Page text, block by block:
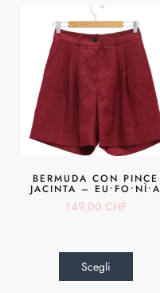
BERMUDA CON PINCE
JACINTA – EU•FO•NÌ•A
149,00 CHF
Scegli